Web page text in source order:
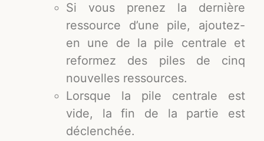
Si vous prenez la dernière
ressource d’une pile, ajoutez-
en une de la pile centrale et
reformez des piles de cinq
nouvelles ressources.
Lorsque la pile centrale est
vide, la fin de la partie est
déclenchée.